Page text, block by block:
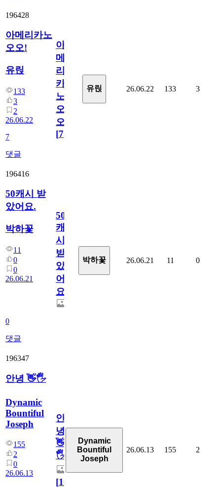
196428
아메리카노
오오!
유릱
133
3
2
26.06.22
7
댓글
아
메
리
카
노
오
오!
[7]
유릱 26.06.22 133 3
196416
50캐시 받
았어요.
박하꽃
11
0
0
26.06.21
0
댓글
50
캐
시
받
았
어
요.
박하꽃 26.06.21 11 0
196347
안녕 👋🖐
Dynamic
Bountiful
Joseph
155
2
0
26.06.13
안
녕
👋
🖐
[10
Dynamic
Bountiful
Joseph
26.06.13 155 2